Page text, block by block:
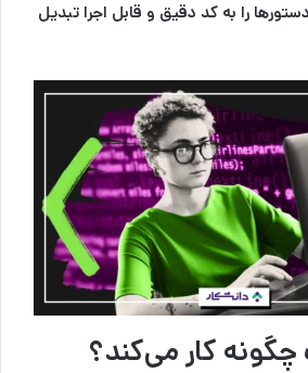
را به کد دقیق و قابل اجرا تبدیل
کار می‌کند؟